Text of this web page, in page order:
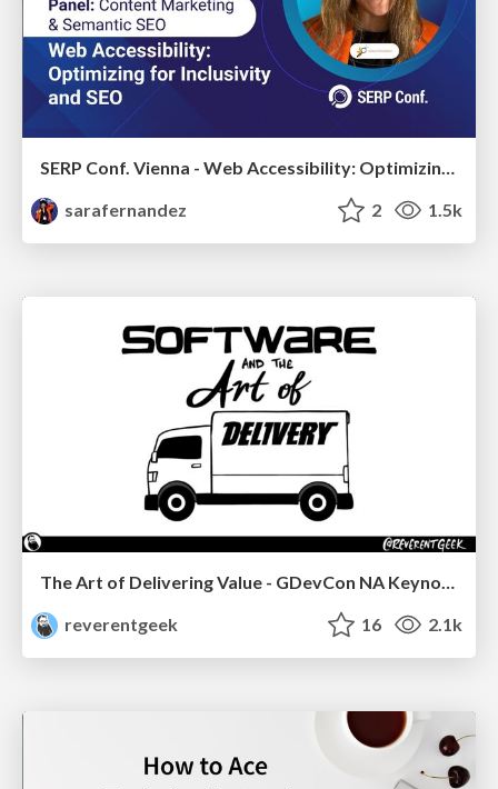
SERP Conf. Vienna - Web Accessibility: Optimizing for Inclusivity and SEO
sarafernandez
2 1.5k
The Art of Delivering Value - GDevCon NA Keynote
reverentgeek
16 2.1k